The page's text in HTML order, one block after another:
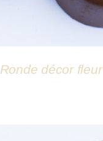
Ronde décor fleur